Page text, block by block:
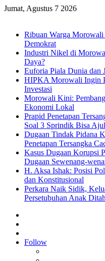
Jumat, Agustus 7 2026
Ribuan Warga
Demokrat
Industri Nikel di
Daya?
Euforia Piala Dunia dan
HIPKA Morowali Ingin
Investasi
Morowali Kini:
Ekonomi Lokal
Prapid Penetapan
Soal 3 Sprindik Bisa
Dugaan Tindak Pidana
Penetapan Tersangka
Kasus Dugaan Korupsi
Dugaan Sewenang-
H. Aksa Ishak: Posisi
dan Konstitusional
Perkara Naik Sidik,
Persetubuhan Anak
In
Follow